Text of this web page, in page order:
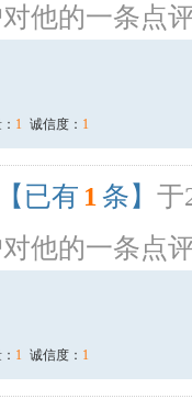
他的一条点
1 诚信度： 1
【已有 1 条】 于
他的一条点
1 诚信度： 1